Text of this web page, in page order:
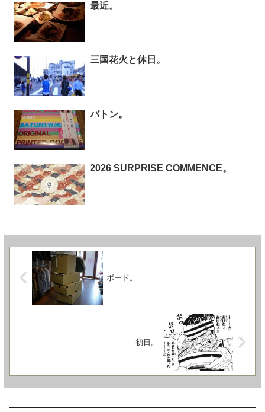
最近。
三国花火と休日。
バトン。
2026 SURPRISE COMMENCE。
ボード。
初日。